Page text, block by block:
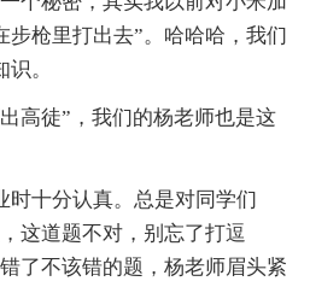
步枪里打出去”。哈哈哈，我们
。
高徒”，我们的杨老师也是这
时十分认真。总是对同学们
这道题不对，别忘了打逗
了不该错的题，杨老师眉头紧